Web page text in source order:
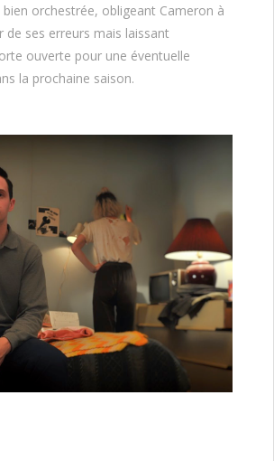
orchestrée, obligeant Cameron à
de ses erreurs mais laissant
ouverte pour une éventuelle
la prochaine saison.